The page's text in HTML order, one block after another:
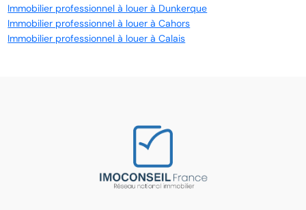
Immobilier professionnel à louer à Dunkerque
Immobilier professionnel à louer à Cahors
Immobilier professionnel à louer à Calais